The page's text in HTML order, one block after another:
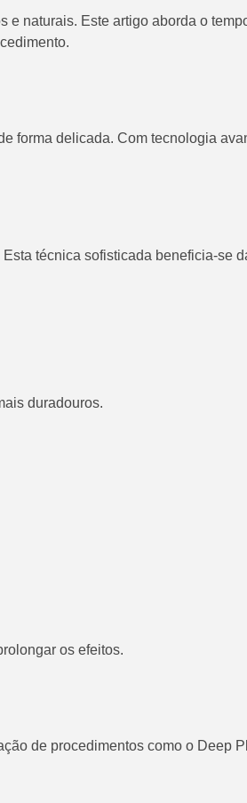
naturais. Este artigo aborda o
forma delicada. Com tecnologia
técnica sofisticada beneficia-se
duradouros.
os efeitos.
de procedimentos como o Deep